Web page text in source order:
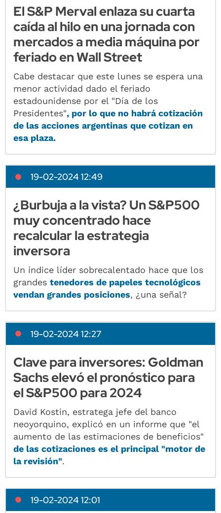
El S&P Merval enlaza su cuarta
caída al hilo en una jornada con
mercados a media máquina por
feriado en Wall Street
Cabe destacar que este lunes se espera una
menor actividad dado el feriado
estadounidense por el "Día de los
Presidentes", por lo que no habrá cotización
de las acciones argentinas que cotizan en
esa plaza.
19-02-2024 12:49
¿Burbuja a la vista? Un S&P500
muy concentrado hace
recalcular la estrategia
inversora
Un índice líder sobrecalentado hace que los
grandestenedores de papeles tecnológicos
vendan grandes posiciones, ¿una señal?
19-02-2024 12:27
Clave para inversores: Goldman
Sachs elevó el pronóstico para
el S&P500 para 2024
David Kostin, estratega jefe del banco
neoyorquino, explicó en un informe que "el
aumento de las estimaciones de beneficios"
de las cotizaciones es el principal "motor de
la revisión".
19-02-2024 12:01